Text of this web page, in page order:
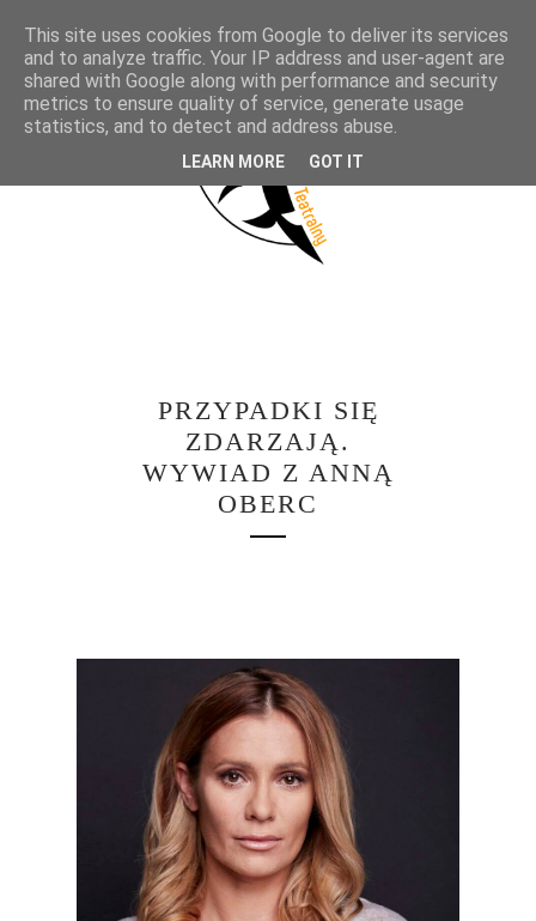
PRZYPADKI SIĘ
ZDARZAJĄ.
WYWIAD Z ANNĄ
OBERC
This site uses cookies from Google to deliver its services
and to analyze traffic. Your IP address and user-agent are
shared with Google along with performance and security
metrics to ensure quality of service, generate usage
statistics, and to detect and address abuse.
LEARN MORE GOT IT